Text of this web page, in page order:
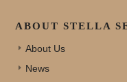
ABOUT STELLA
About Us
News